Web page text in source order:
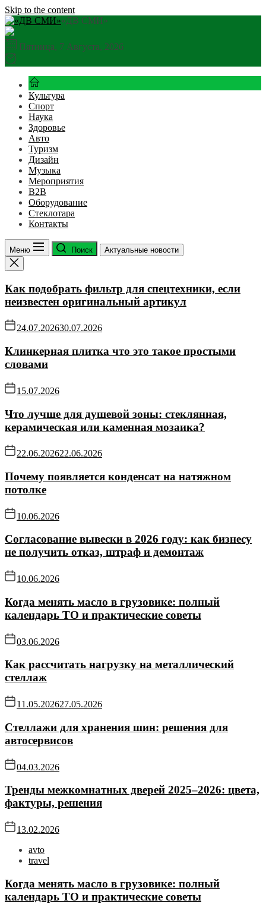
Skip to the content
«ДВ СМИ»
Пятница, 7 Августа, 2026
Культура
Спорт
Наука
Здоровье
Авто
Туризм
Дизайн
Музыка
Мероприятия
B2B
Оборудование
Стеклотара
Контакты
Меню Поиск Актуальные новости
Как подобрать фильтр для спецтехники, если
неизвестен оригинальный артикул
24.07.202630.07.2026
Клинкерная плитка что это такое простыми
словами
15.07.2026
Что лучше для душевой зоны: стеклянная,
керамическая или каменная мозаика?
22.06.202622.06.2026
Почему появляется конденсат на натяжном
потолке
10.06.2026
Согласование вывески в 2026 году: как бизнесу
не получить отказ, штраф и демонтаж
10.06.2026
Когда менять масло в грузовике: полный
календарь ТО и практические советы
03.06.2026
Как рассчитать нагрузку на металлический
стеллаж
11.05.202627.05.2026
Стеллажи для хранения шин: решения для
автосервисов
04.03.2026
Тренды межкомнатных дверей 2025–2026: цвета,
фактуры, решения
13.02.2026
avto
travel
Когда менять масло в грузовике: полный
календарь ТО и практические советы